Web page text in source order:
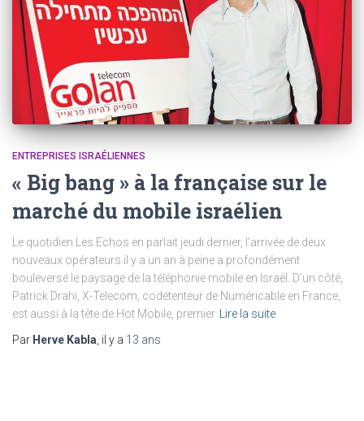
ENTREPRISES ISRAÉLIENNES
« Big bang » à la française sur le
marché du mobile israélien
Le quotidien Les Echos en parlait jeudi dernier, l’arrivée de deux
nouveaux opérateurs il y a un an à peine a profondément
bouleversé le paysage de la téléphonie mobile en Israël. D’un côté,
Patrick Drahi, X-Telecom, codétenteur de Numéricable en France,
est aussi à la tête de Hot Mobile, premier
Lire la suite
Par Herve Kabla , il y a 13 ans